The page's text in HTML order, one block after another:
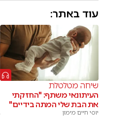
עוד באתר:
שיחה מטלטלת
העיתונאי משתף: "החזקתי
את הבת שלי המתה בידיים"
יוסי חיים מימון